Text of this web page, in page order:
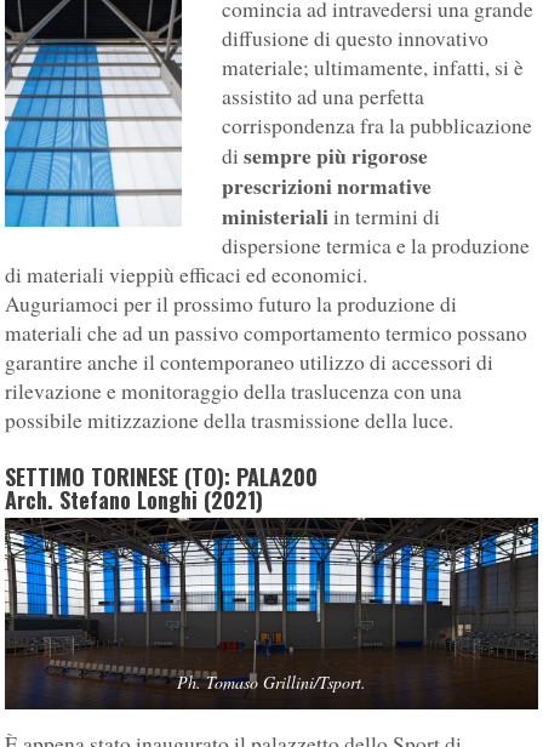
comincia ad intravedersi una grande
diffusione di questo innovativo
materiale; ultimamente, infatti, si è
assistito ad una perfetta
corrispondenza fra la pubblicazione
di sempre più rigorose
prescrizioni normative
ministerialiin termini di
dispersione termica e la produzione
di materiali vieppiù efficaci ed economici.
Auguriamoci per il prossimo futuro la produzione di
materiali che ad un passivo comportamento termico possano
garantire anche il contemporaneo utilizzo di accessori di
rilevazione e monitoraggio della traslucenza con una
possibile mitizzazione della trasmissione della luce.
SETTIMO TORINESE (TO): PALA200
Arch. Stefano Longhi (2021)
Ph. Tomaso Grillini/Tsport.